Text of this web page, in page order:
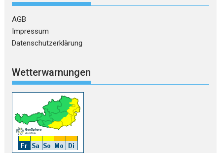
AGB
Impressum
Datenschutzerklärung
Wetterwarnungen